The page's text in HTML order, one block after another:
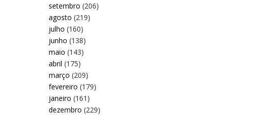
setembro (206)
agosto (219)
julho (160)
junho (138)
maio (143)
abril (175)
março (209)
fevereiro (179)
janeiro (161)
dezembro (229)